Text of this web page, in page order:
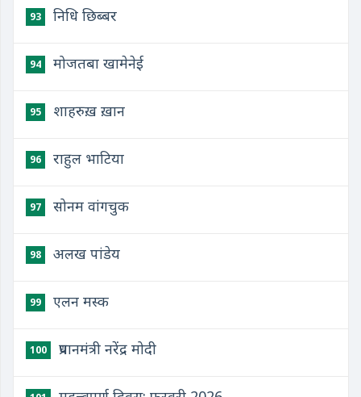
93 निधि छिब्बर
94 मोजतबा खामेनेई
95 शाहरुख़ ख़ान
96 राहुल भाटिया
97 सोनम वांगचुक
98 अलख पांडेय
99 एलन मस्क
100 प्रधानमंत्री नरेंद्र मोदी